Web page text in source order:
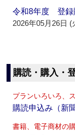
令和8年度 登録
2026年05月26日 (
購読・購入・
プランいろいろ、
購読申込み（新
書籍、電子商材の